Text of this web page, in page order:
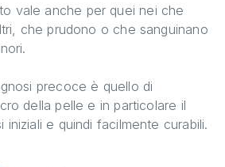
vale anche per quei nei che
che prudono o che sanguinano
precoce è quello di
della pelle e in particolare il
iniziali e quindi facilmente curabili.